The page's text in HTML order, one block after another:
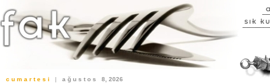
c u m a r t e s i | a ğ u s t o s 8, 2026